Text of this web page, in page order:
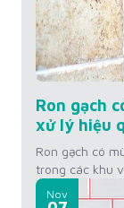
Ron gạch
xử lý hiệu
Ron gạch có
trong các khu
xuyên tiếp xúc
đường ron
Nov